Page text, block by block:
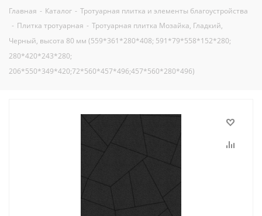
Главная - Каталог - Тротуарная плитка и элементы благоустройства
- Плитка тротуарная - Тротуарная плитка Мозайка, Гладкий,
Черный, высота 80 мм (559*361*280*408; 591*79*558*152*280;
280*420*243*280;
206*550*349*420;72*560*457*496;457*560*280*496)